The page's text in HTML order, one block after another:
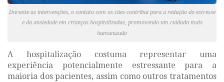
Durante as intervenções, o contato com os cães contribui para a redução do estresse
e da ansiedade em crianças hospitalizadas, promovendo um cuidado mais
humanizado
A hospitalização costuma representar uma
experiência potencialmente estressante para a
maioria dos pacientes, assim como outros tratamentos